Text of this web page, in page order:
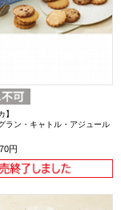
】
ラン・キャトル・アジュール
円